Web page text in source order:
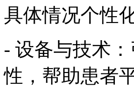
具体情况个性
- 设备与技术
性，帮助患者